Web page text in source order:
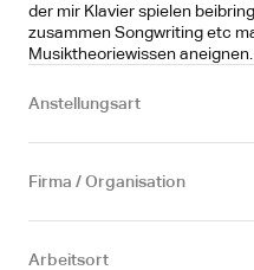
der mir Klavier spielen
zusammen Songwriting etc
Musiktheoriewissen
Anstellungsart
Firma / Organisation
Arbeitsort